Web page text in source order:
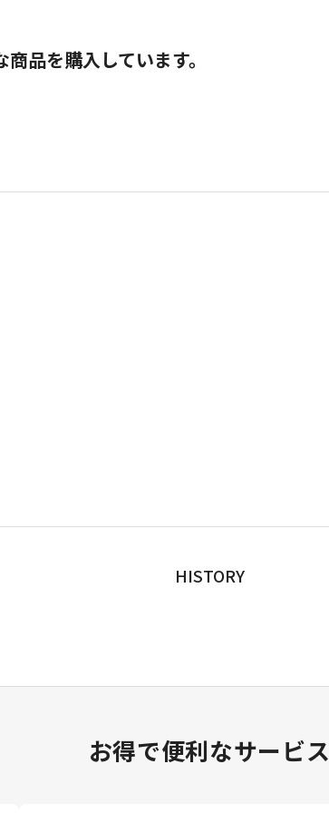
品を購入しています。
HISTORY
お得で便利なサービス